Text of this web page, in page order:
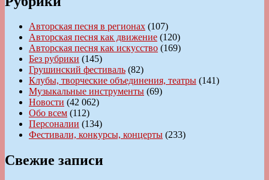
Авторская песня в регионах (107)
Авторская песня как движение (120)
Авторская песня как искусство (169)
Без рубрики (145)
Грушинский фестиваль (82)
Клубы, творческие объединения, театры (141)
Музыкальные инструменты (69)
Новости (42 062)
Обо всем (112)
Персоналии (134)
Фестивали, конкурсы, концерты (233)
Свежие записи